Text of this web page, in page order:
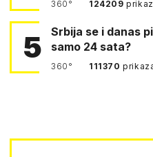
360° 124209
5
Srbija se i danas
samo 24 sata?
360° 111370